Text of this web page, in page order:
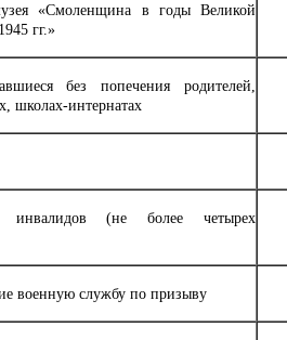
«Смоленщина в годы Великой
гг.»
без попечения родителей,
школах-интернатах
инвалидов (не более четырех
военную службу по призыву